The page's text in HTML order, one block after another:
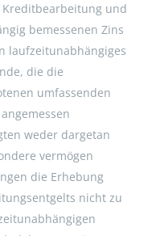
und
bemessenen Zins
laufzeitunabhängiges
die die
umfassenden
weder dargetan
vermögen
die Erhebung
nicht zu